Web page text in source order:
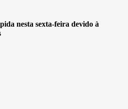
nesta sexta-feira devido à